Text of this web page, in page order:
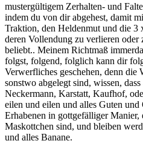
mustergültigem Zerhalten- und
indem du von dir abgehest, damit
Traktion, den Heldenmut und die 3
deren Vollendung zu verlieren
beliebt.. Meinem Richtmaß
folgst, folgend, folglich kann dir
Verwerfliches geschehen, denn die
sonstwo abgelegt sind, wissen,
Neckermann, Karstatt, Kaufhof,
eilen und eilen und alles Guten und
Erhabenen in gottgefälliger Manier,
Maskottchen sind, und bleiben
und alles Banane.